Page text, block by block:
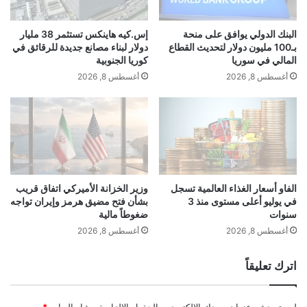
ووفق تقرير لجنة الميزانيات والحساب الختامي
البرلمانية، قدرت الإيرادات بميزانية الوزارات
والإدارات الحكومية للسنة المالية (2022-
2023) بمبلغ 75.4 مليار دولار، ومصروفات
بقيمة 75.9 مليار دولار، وعجز 405 ملايين
دولار.
ش
ك
ا
م
ة
ع
ا
ل
م
ة
ا
ت
خ
ل
م
ج
ل
س
ا
ب
د
ي
البنك الدولي يوافق على منحة
بـ100 مليون دولار لتحديث القطاع
المالي في سوريا
أغسطس 8, 2026
إس.كيه هاينكس تستثمر 38 مليار
دولار لبناء مصانع جديدة للرقائق في
كوريا الجنوبية
أغسطس 8, 2026
الفاو أسعار الغذاء العالمية تسجل
في يوليو أعلى مستوى منذ 3
سنوات
أغسطس 8, 2026
وزير الخزانة الأميركي اتفاق قريب
بشأن فتح مضيق هرمز وإيران تواجه
ضغوطاً مالية
أغسطس 8, 2026
اترك تعليقاً